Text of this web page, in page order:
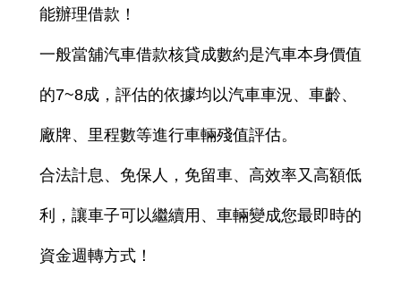
能辦理借款！
一般當舖汽車借款核貸成數約是汽車本身價值
的7~8成，評估的依據均以汽車車況、車齡、
廠牌、里程數等進行車輛殘值評估。
合法計息、免保人，免留車、高效率又高額低
利，讓車子可以繼續用、車輛變成您最即時的
資金週轉方式！